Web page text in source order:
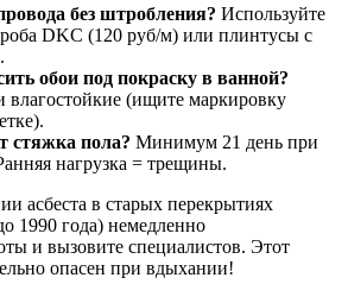
без штробления? Используйте
DKC (120 руб/м) или плинтусы с
обои под покраску в ванной?
влагостойкие (ищите маркировку
стяжка пола? Минимум 21 день при
нагрузка = трещины.
асбеста в старых перекрытиях
1990 года) немедленно
и вызовите специалистов. Этот
опасен при вдыхании!